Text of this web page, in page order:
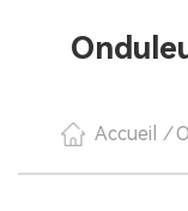
Accueil /